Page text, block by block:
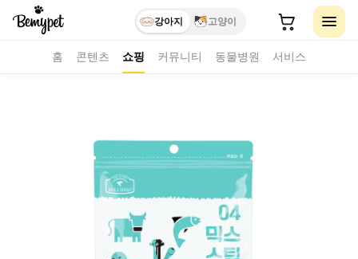
강아지 고양이
홈 콘텐츠 쇼핑 커뮤니티 동물병원 서비스